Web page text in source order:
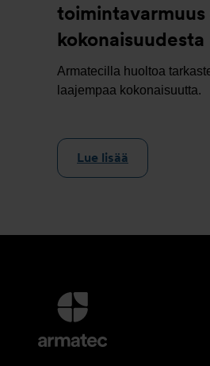
kokonaisuudesta
Armatecilla huoltoa
laajempaa kokonaisuutta.
Lue lisää
Lisätietoja
Yhteystiedot